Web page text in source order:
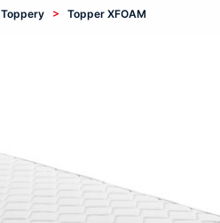
Toppery > Topper XFOAM